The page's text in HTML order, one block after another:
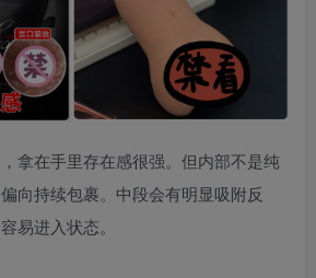
拿在手里存在感很强。但内部不是纯
向持续包裹。中段会有明显吸附反
易进入状态。